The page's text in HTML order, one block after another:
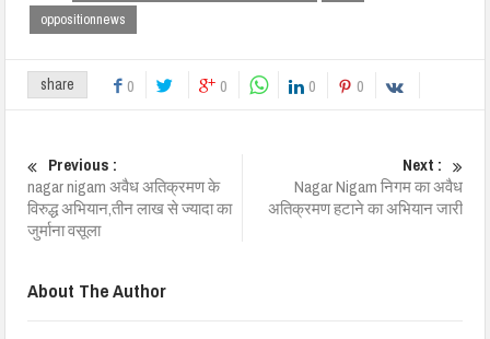
oppositionnews
share 0 0 0 0
Previous :
nagar nigam अवैध अतिक्रमण के
विरुद्ध अभियान,तीन लाख से ज्यादा का
जुर्माना वसूला
Next :
Nagar Nigam निगम का अवैध
अतिक्रमण हटाने का अभियान जारी
About The Author